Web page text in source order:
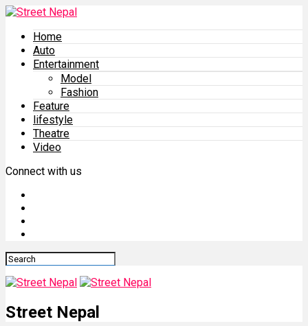
Home
Auto
Entertainment
Model
Fashion
Feature
lifestyle
Theatre
Video
Connect with us
Street Nepal